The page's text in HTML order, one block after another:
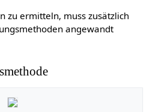
zu ermitteln, muss zusätzlich
angewandt